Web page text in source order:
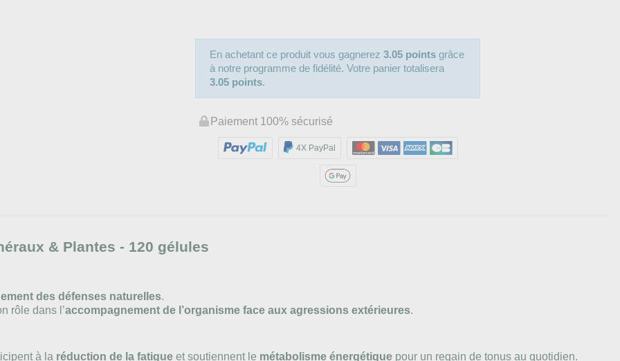
En achetant ce produit vous gagnerez3.05 points grâce
à notre programme de fidélité. Votre panier totalisera
3.05 points.
Paiement 100% sécurisé
4X PayPal
& Plantes - 120 gélules
des défenses naturelles.
rôle dans l’accompagnement de l’organisme face aux agressions extérieures.
à la réduction de la fatigue et soutiennent le métabolisme énergétique pour un regain de tonus au quotidien.